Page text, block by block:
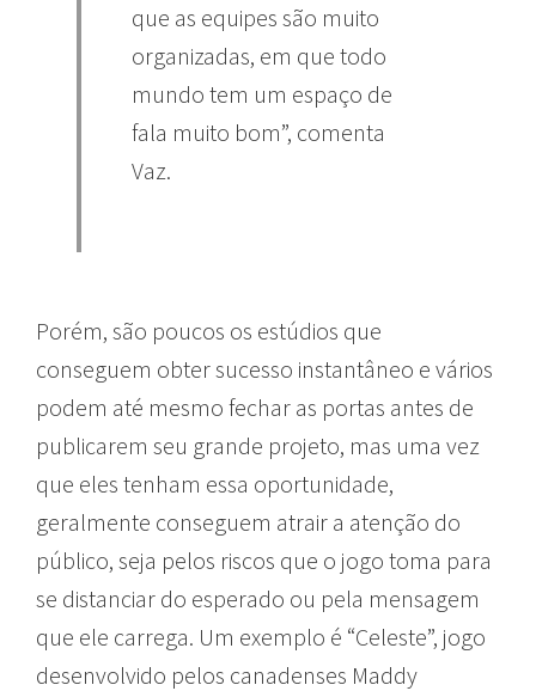
que as equipes são muito
organizadas, em que todo
mundo tem um espaço de
fala muito bom”, comenta
Vaz.
Porém, são poucos os estúdios que
conseguem obter sucesso instantâneo e vários
podem até mesmo fechar as portas antes de
publicarem seu grande projeto, mas uma vez
que eles tenham essa oportunidade,
geralmente conseguem atrair a atenção do
público, seja pelos riscos que o jogo toma para
se distanciar do esperado ou pela mensagem
que ele carrega. Um exemplo é “Celeste”, jogo
desenvolvido pelos canadenses Maddy